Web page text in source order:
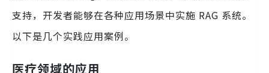
支持，开发者能够在各种应用场景中实施 RAG 系统。
以下是几个实践应用案例。
医疗领域的应用